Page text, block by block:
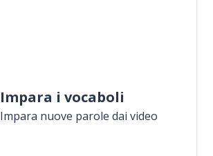
Impara i vocaboli
Impara nuove parole dai video